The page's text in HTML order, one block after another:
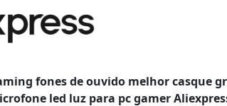
berço doca para
novo
fones de ouvido melhor casque
led luz para pc gamer